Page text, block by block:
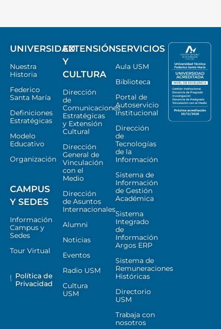
UNIVERSIDAD
Nuestra
Historia
Federico
Santa María
Definiciones
Estratégicas
Modelo
Educativo
Organización
CAMPUS
Y SEDES
Información
Campus y
Sedes
Tour Virtual
Política de
Privacidad
EXTENSIÓN
Y
CULTURA
Dirección
de
Comunicaciones
Estratégicas
y Extensión
Cultural
Dirección
General de
Vinculación
con el
Medio
Dirección
de Asuntos
Internacionales
Alumni
Noticias
Eventos
Radio USM
Cultura
USM
SERVICIOS
Aula USM
Biblioteca
Portal de
Autoservicio
Institucional
Dirección
de
Tecnologías
de la
Información
Sistema de
Información
de Gestión
Académica
Sistema
Integrado
de
Información
Argos ERP
Sistema de
Remuneraciones
Históricas
Directorio
USM
Trabaja con
nosotros